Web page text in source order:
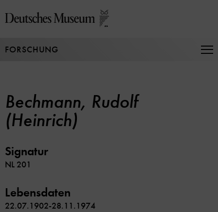
zum
FORSCHUNG
Bechmann, Rudolf
(Heinrich)
Signatur
NL 201
Lebensdaten
22.07.1902-28.11.1974